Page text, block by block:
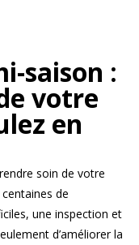
saison :
votre
en
soin de votre
de
une inspection et
d’améliorer la